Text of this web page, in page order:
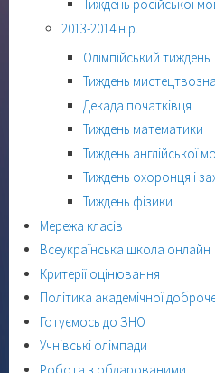
Тиждень російської
2013-2014 н.р.
Олімпійський тиждень
Тиждень
Декада початківця
Тиждень математики
Тиждень англійської
Тиждень охоронця і
Тиждень фізики
Мережа класів
Всеукраїнська школа онлайн
Критерії оцінювання
Політика академічної
Готуємось до ЗНО
Учнівські олімпади
Робота з обдарованими